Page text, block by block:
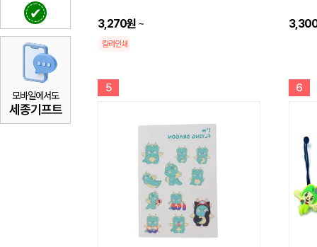
✔
모바일에서도
세종기프트
3,270원 ~
칼라인쇄
5 6